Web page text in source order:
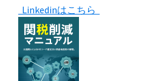
Primary
Sidebar
Linkedinはこちら